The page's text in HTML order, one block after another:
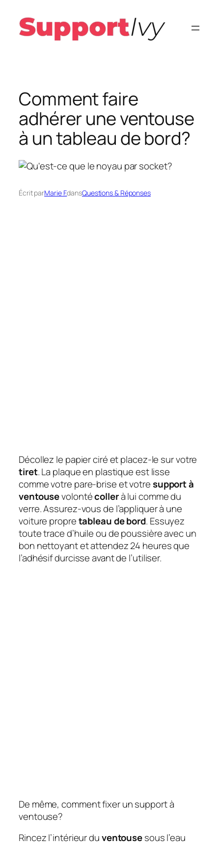
contenu
Comment faire
adhérer une ventouse
à un tableau de bord?
Écrit parMarie F.dansQuestions & Réponses
Décollez le papier ciré et placez-le sur votre
tiret. La plaque en plastique est lisse
comme votre pare-brise et votresupport à
ventousevolontécollerà lui comme du
verre. Assurez-vous de l’appliquer à une
voiture propretableau de bord. Essuyez
toute trace d’huile ou de poussière avec un
bon nettoyant et attendez 24 heures que
l’adhésif durcisse avant de l’utiliser.
De même, comment fixer un support à
ventouse?
Rincez l’intérieur duventousesous l’eau